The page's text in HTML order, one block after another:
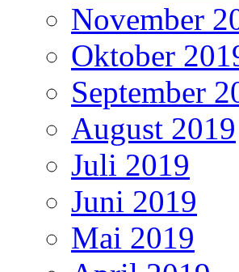
November
Oktober
September
August 2019
Juli 2019
Juni 2019
Mai 2019